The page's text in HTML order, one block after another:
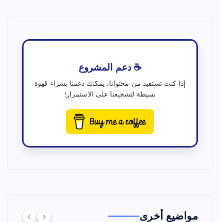
☕ دعم المشروع
إذا كنت تستفيد من محتوانا، يمكنك دعمنا بشراء قهوة
بسيطة لتشجيعنا على الاستمرار!
مواضيع أخرى